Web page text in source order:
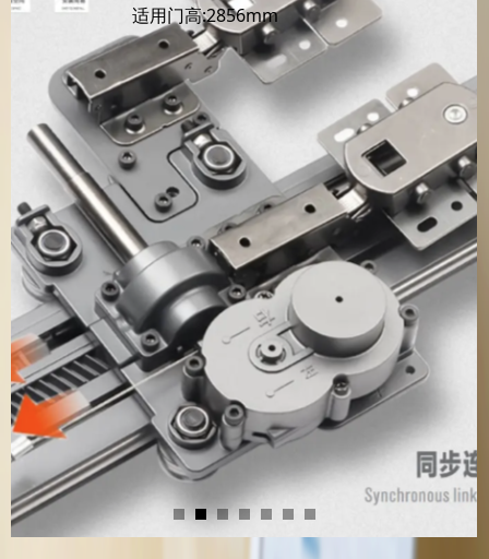
适用门高:2856mm